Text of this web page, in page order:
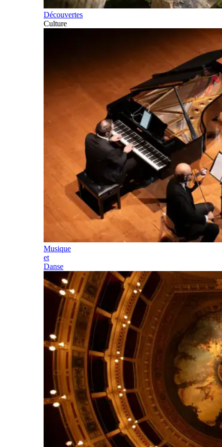
Découvertes
Culture
Musique
et
Danse